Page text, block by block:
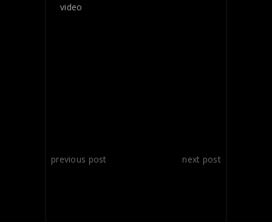
video
previous post next post